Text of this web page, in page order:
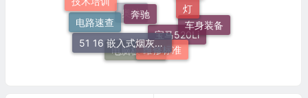
奥迪
F18
宝马520Li
电脑板端子
电路速查
车身装备
维修标准
51 16 嵌入式烟灰缸托架